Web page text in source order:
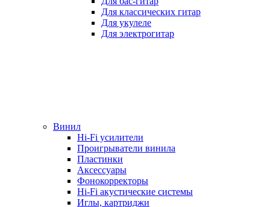
Для классических гитар
Для укулеле
Для электрогитар
Винил
Hi-Fi усилители
Проигрыватели винила
Пластинки
Аксессуары
Фонокорректоры
Hi-Fi акустические системы
Иглы, картриджи